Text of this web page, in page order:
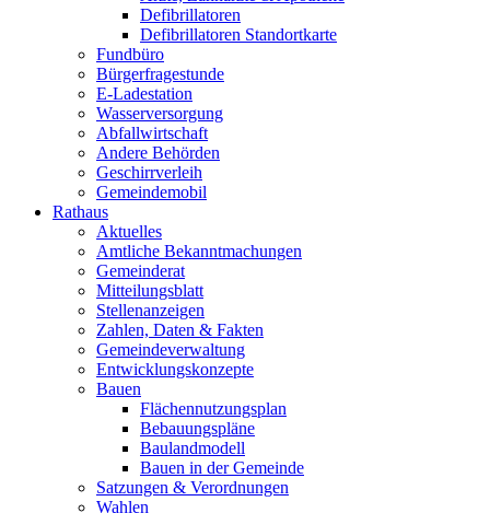
Defibrillatoren
Defibrillatoren Standortkarte
Fundbüro
Bürgerfragestunde
E-Ladestation
Wasserversorgung
Abfallwirtschaft
Andere Behörden
Geschirrverleih
Gemeindemobil
Rathaus
Aktuelles
Amtliche Bekanntmachungen
Gemeinderat
Mitteilungsblatt
Stellenanzeigen
Zahlen, Daten & Fakten
Gemeindeverwaltung
Entwicklungskonzepte
Bauen
Flächennutzungsplan
Bebauungspläne
Baulandmodell
Bauen in der Gemeinde
Satzungen & Verordnungen
Wahlen